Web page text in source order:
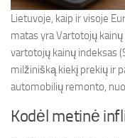
Lietuvoje, kaip ir visoje
matas yra Vartotojų
vartotojų kainų indeksas
milžinišką kiekį prekių ir
automobilių remonto,
Kodėl metinė